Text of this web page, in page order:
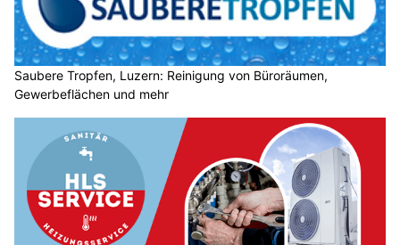
Saubere Tropfen, Luzern: Reinigung von Büroräumen,
Gewerbeflächen und mehr